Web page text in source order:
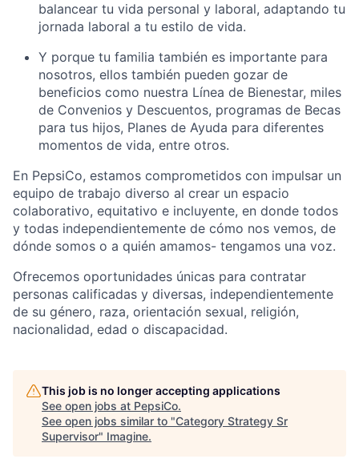
balancear tu vida personal y laboral, adaptando tu
jornada laboral a tu estilo de vida.
Y porque tu familia también es importante para
nosotros, ellos también pueden gozar de
beneficios como nuestra Línea de Bienestar, miles
de Convenios y Descuentos, programas de Becas
para tus hijos, Planes de Ayuda para diferentes
momentos de vida, entre otros.
En PepsiCo, estamos comprometidos con impulsar un
equipo de trabajo diverso al crear un espacio
colaborativo, equitativo e incluyente, en donde todos
y todas independientemente de cómo nos vemos, de
dónde somos o a quién amamos- tengamos una voz.
Ofrecemos oportunidades únicas para contratar
personas calificadas y diversas, independientemente
de su género, raza, orientación sexual, religión,
nacionalidad, edad o discapacidad.
This job is no longer accepting applications
See open jobs at PepsiCo.
See open jobs similar to "Category Strategy Sr
Supervisor" Imagine.